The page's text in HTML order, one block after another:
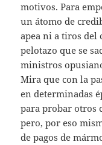
motivos. Para
un átomo de
apea ni a tiros
pelotazo que se
ministros
Mira que con la
en determinadas
para probar otros
pero, por eso
de pagos de